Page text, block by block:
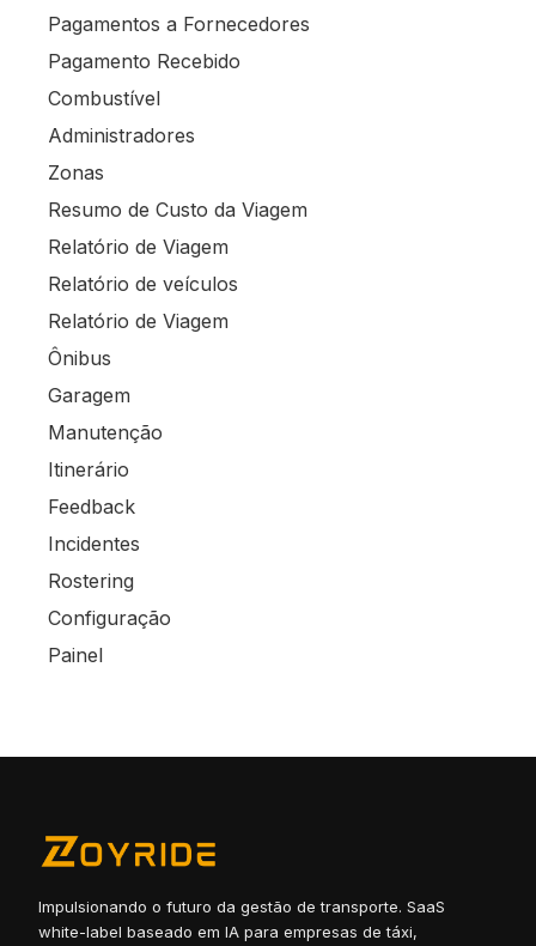
Pagamentos a Fornecedores
Pagamento Recebido
Combustível
Administradores
Zonas
Resumo de Custo da Viagem
Relatório de Viagem
Relatório de veículos
Relatório de Viagem
Ônibus
Garagem
Manutenção
Itinerário
Feedback
Incidentes
Rostering
Configuração
Painel
Impulsionando o futuro da gestão de transporte. SaaS
white-label baseado em IA para empresas de táxi,